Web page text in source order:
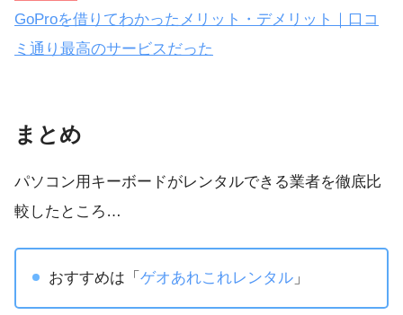
GoProを借りてわかったメリット・デメリット｜口コ
ミ通り最高のサービスだった
まとめ
パソコン用キーボードがレンタルできる業者を徹底比
較したところ…
おすすめは「ゲオあれこれレンタル 」